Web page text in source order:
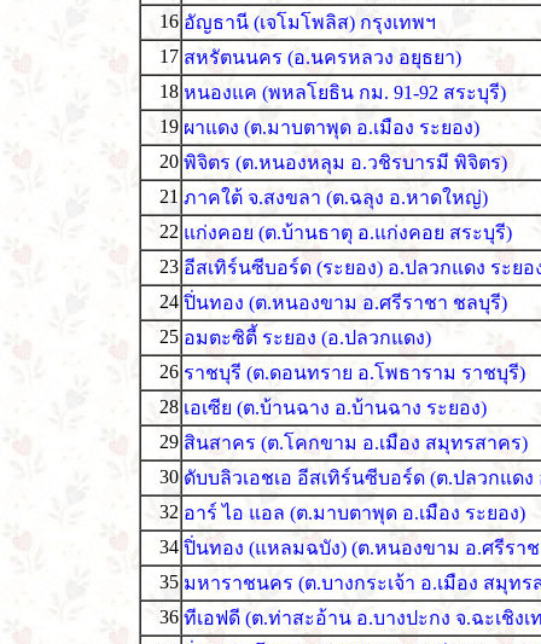
16 อัญธานี (เจโมโพลิส) กรุงเทพฯ
17 สหรัตนนคร (อ.นครหลวง อยุธยา)
18 หนองแค (พหลโยธิน กม. 91-92 สระบุรี)
19 ผาแดง (ต.มาบตาพุด อ.เมือง ระยอง)
20 พิจิตร (ต.หนองหลุม อ.วชิรบารมี พิจิตร)
21 ภาคใต้ จ.สงขลา (ต.ฉลุง อ.หาดใหญ่)
22 แก่งคอย (ต.บ้านธาตุ อ.แก่งคอย สระบุรี)
23 อีสเทิร์นซีบอร์ด (ระยอง) อ.ปลวกแดง ระยอ
24 ปิ่นทอง (ต.หนองขาม อ.ศรีราชา ชลบุรี)
25 อมตะซิตี้ ระยอง (อ.ปลวกแดง)
26 ราชบุรี (ต.ดอนทราย อ.โพธาราม ราชบุรี)
28 เอเซีย (ต.บ้านฉาง อ.บ้านฉาง ระยอง)
29 สินสาคร (ต.โคกขาม อ.เมือง สมุทรสาคร)
30 ดับบลิวเอชเอ อีสเทิร์นซีบอร์ด (ต.ปลวกแดง
32 อาร์ ไอ แอล (ต.มาบตาพุด อ.เมือง ระยอง)
34 ปิ่นทอง (แหลมฉบัง) (ต.หนองขาม อ.ศรีรา
35 มหาราชนคร (ต.บางกระเจ้า อ.เมือง สมุทร
36 ทีเอฟดี (ต.ท่าสะอ้าน อ.บางปะกง จ.ฉะเชิงเ